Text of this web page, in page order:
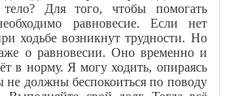
тело? Для того, чтобы помогать
равновесие. Если нет
ходьбе возникнут трудности. Но
о равновесии. Оно временно и
в норму. Я могу ходить, опираясь
не должны беспокоиться по поводу